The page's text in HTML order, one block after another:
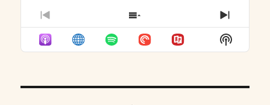
PREVIOUS
EPISODE
SHOW
EPISODES
LIST
NEXT
Show
Podcast